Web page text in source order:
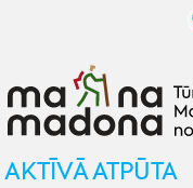
AKTĪVĀ ATPŪTA